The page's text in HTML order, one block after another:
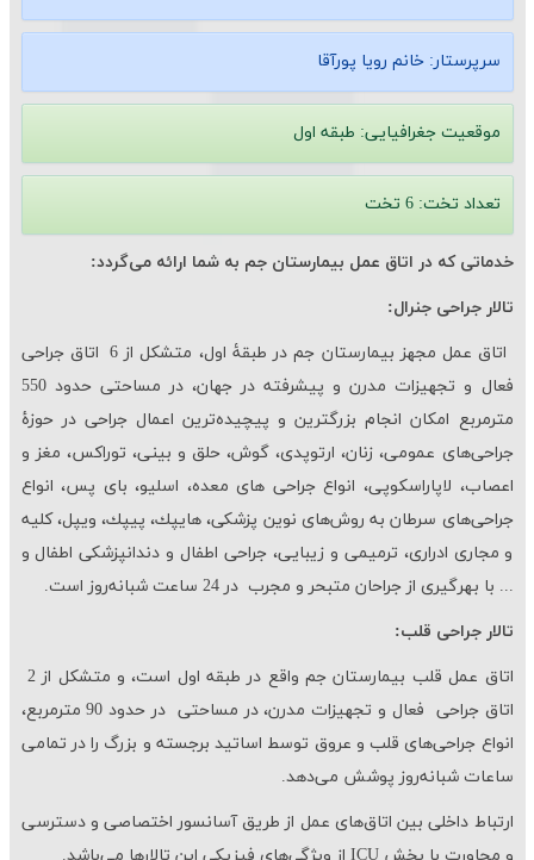
سرپرستار:خانم رویا پورآقا
موقعیت جغرافیایی: طبقه اول
تعداد تخت: 6 تخت
خدماتی که در اتاق عمل بیمارستان جم به شما ارائه میگردد:
تالار جراحی جنرال:
اتاق عمل مجهز بیمارستان جم در طبقۀ اول، متشکل از 6 اتاق جراحی
فعال و تجهیزات مدرن و پیشرفته در جهان، در مساحتی حدود 550
مترمربع امكان انجام بزرگترین و پیچیدهترین اعمال جراحی در حوزۀ
جراحی‌های عمومی، زنان، ارتوپدی، گوش، حلق و بینی، توراكس، مغز و
اعصاب، لاپاراسكوپی، انواع جراحی های معده، اسلیو، بای پس، انواع
جراحیهای سرطان به روشهای نوین پزشكی، هایپك، پیپك، ویپل، کلیه
و مجاری ادراری، ترمیمی و زیبایی، جراحی اطفال و دندانپزشکی اطفال و
... با بهرگیری از جراحان متبحر و مجرب در 24 ساعت شبانه روز است.
تالار جراحی قلب:
اتاق جراحی فعال و تجهیزات مدرن، در مساحتی در حدود 90 مترمربع،
انواع جراحیهای قلب و عروق توسط اساتید برجسته و بزرگ را در تمامی
ساعات شبانهروز پوشش میدهد.
ارتباط داخلی بین اتاق‌های عمل از طریق آسانسور اختصاصی و دسترسی